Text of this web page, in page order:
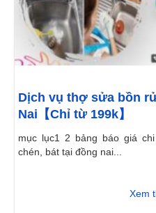
Dịch vụ thợ sửa bồn
Nai【Chỉ từ 199k】
mục lục1 2 bảng báo giá
chén, bát tại đồng nai...
Xem